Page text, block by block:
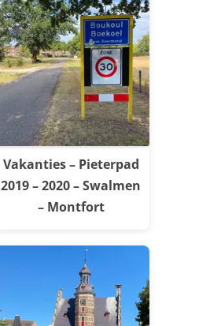
Vakanties – Pieterpad
2019 – 2020 – Swalmen
– Montfort